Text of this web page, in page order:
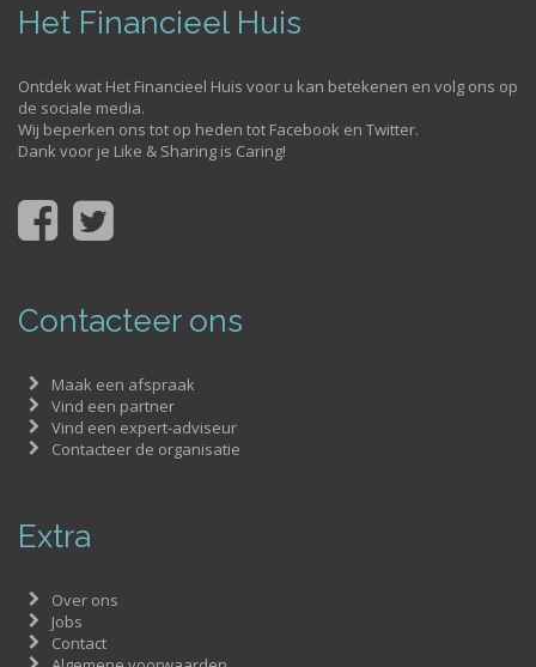
Het Financieel Huis
Ontdek wat Het Financieel Huis voor u kan betekenen en volg ons op
de sociale media.
Wij beperken ons tot op heden tot Facebook en Twitter.
Dank voor je Like & Sharing is Caring!
Contacteer ons
Maak een afspraak
Vind een partner
Vind een expert-adviseur
Contacteer de organisatie
Extra
Over ons
Jobs
Contact